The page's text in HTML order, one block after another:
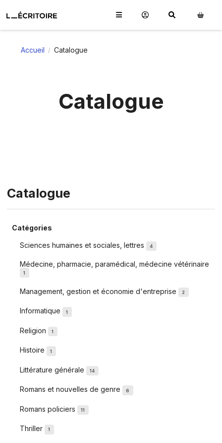
Accueil / Catalogue
Catalogue
Catalogue
Catégories
Sciences humaines et sociales, lettres 4
Médecine, pharmacie, paramédical, médecine vétérinaire
1
Management, gestion et économie d'entreprise 2
Informatique 1
Religion 1
Histoire 1
Littérature générale 14
Romans et nouvelles de genre 6
Romans policiers 11
Thriller 1